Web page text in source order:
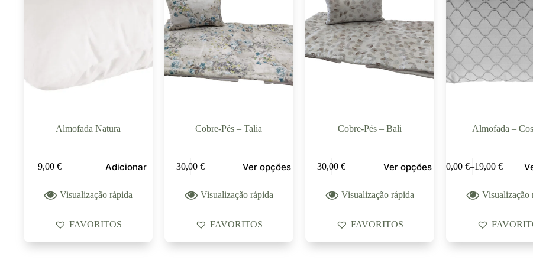
Almofada Natura
9,00€ Adicionar
Visualização rápida
FAVORITOS
Cobre-Pés – Talia
30,00€ Ver opções
Visualização rápida
FAVORITOS
Cobre-Pés – Bali
30,00€ Ver opções
Visualização rápida
FAVORITOS
Almofada –
10,00€–19,00€
Visualização